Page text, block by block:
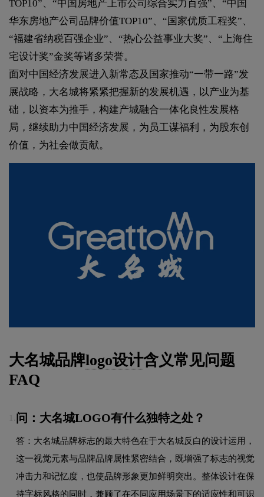
TOP10”、“中国房地产上市公司综合实力百强”、“中国
华东房地产公司品牌价值TOP10”、“国家优质工程奖”、
“福建省纳税百强企业”、“热心公益事业大奖”、“上海住
宅设计奖”金奖等诸多荣誉。
面对中国经济发展进入新常态及国家推动“一带一路”发
展战略，大名城将紧紧把握新的发展机遇，以产业为基
础，以资本为推手，构建产城融合一体化良性发展格
局，继续助力中国经济发展，为员工谋福利，为股东创
价值，为社会做贡献。
大名城品牌logo设计含义常见问题
FAQ
问：大名城LOGO有什么独特之处？
答：大名城品牌标志的最大特色在于大名城反白的设计运用，
这一视觉元素与品牌品牌属性紧密结合，既增强了标志的视觉
冲击力和记忆度，也使品牌形象更加鲜明突出。整体设计在保
持字标风格的同时，兼顾了在不同应用场景下的适应性和可识